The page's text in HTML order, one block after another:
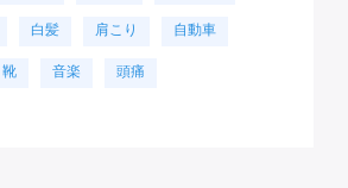
白髪 肩こり 自動車
靴 音楽 頭痛